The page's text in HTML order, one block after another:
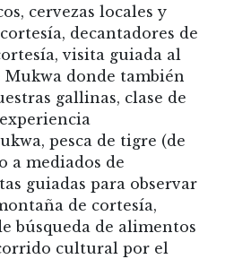
cervezas locales y
decantadores de
visita guiada al
donde también
gallinas, clase de
pesca de tigre (de
a mediados de
guiadas para observar
de cortesía,
búsqueda de alimentos
cultural por el